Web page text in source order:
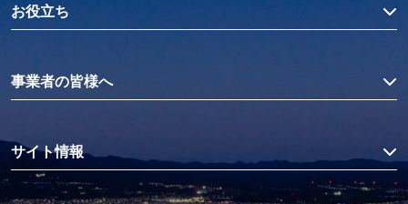
お役立ち
事業者の皆様へ
サイト情報